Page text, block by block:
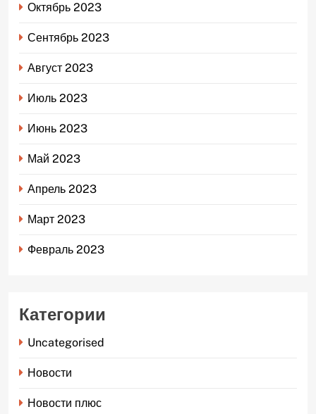
Октябрь 2023
Сентябрь 2023
Август 2023
Июль 2023
Июнь 2023
Май 2023
Апрель 2023
Март 2023
Февраль 2023
Категории
Uncategorised
Новости
Новости плюс